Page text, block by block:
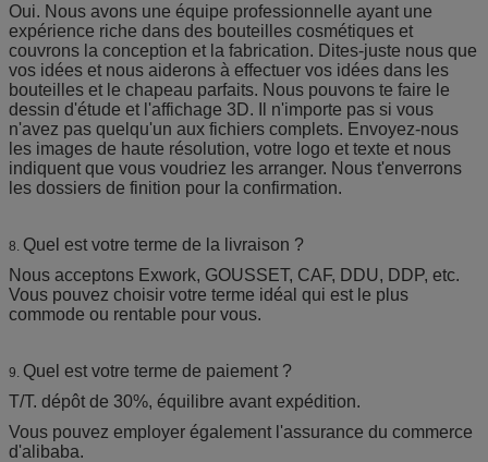
Oui. Nous avons une équipe professionnelle ayant une
expérience riche dans des bouteilles cosmétiques et
couvrons la conception et la fabrication. Dites-juste nous que
vos idées et nous aiderons à effectuer vos idées dans les
bouteilles et le chapeau parfaits. Nous pouvons te faire le
dessin d'étude et l'affichage 3D. Il n'importe pas si vous
n'avez pas quelqu'un aux fichiers complets. Envoyez-nous
les images de haute résolution, votre logo et texte et nous
indiquent que vous voudriez les arranger. Nous t'enverrons
les dossiers de finition pour la confirmation.
8. Quel est votre terme de la livraison ?
Nous acceptons Exwork, GOUSSET, CAF, DDU, DDP, etc.
Vous pouvez choisir votre terme idéal qui est le plus
commode ou rentable pour vous.
9. Quel est votre terme de paiement ?
T/T. dépôt de 30%, équilibre avant expédition.
Vous pouvez employer également l'assurance du commerce
d'alibaba.